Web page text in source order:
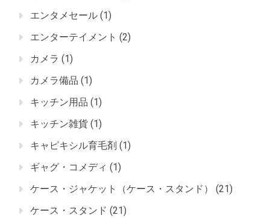
エンタメセール (1)
エンターテイメント (2)
カメラ (1)
カメラ備品 (1)
キッチン用品 (1)
キッチン雑貨 (1)
キャピキシル育毛剤 (1)
ギャグ・コメディ (1)
ケース・ジャケット（ケース・スタンド）
(21)
ケース・スタンド (21)